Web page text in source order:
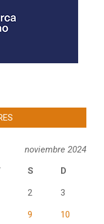
noviembre 2024
S D
2 3
9 10